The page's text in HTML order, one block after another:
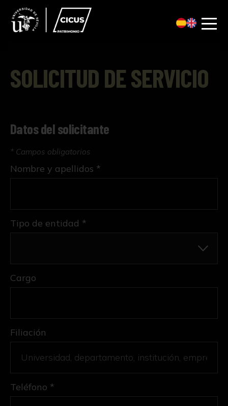
SOLICITUD DE SERVICIO
Datos del solicitante
* Campos obligatorios
Tipo de entidad *
Nombre y apellidos *
Cargo
Filiación
Teléfono *